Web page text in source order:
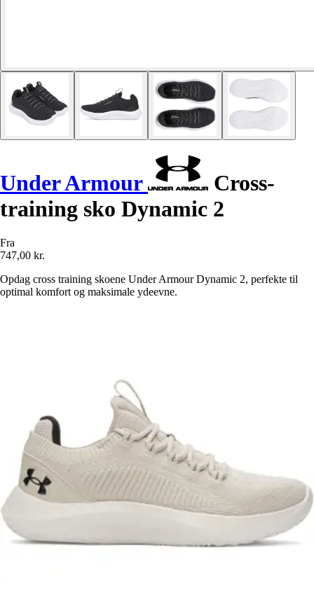
Under Armour
Cross-
training sko Dynamic 2
Fra
747,00 kr.
Opdag cross training skoene Under Armour Dynamic 2, perfekte til
optimal komfort og maksimale ydeevne.